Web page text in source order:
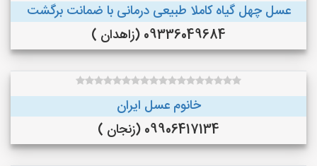
عسل چهل گیاه کاملا طبیعی درمانی با ضمانت برگشت
09336049684 (زاهدان )
خانوم عسل ایران
09906417134 (زنجان )